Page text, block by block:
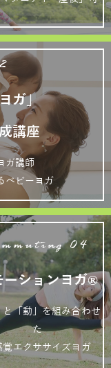
ガ」
講座
ガ講師
ベビーヨガ
04
ーションヨガ®
と「動」を組み合わせ
た
覚エクササイズヨガ